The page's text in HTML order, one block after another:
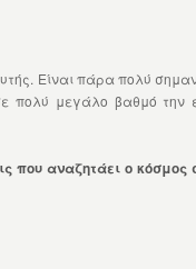
Είναι πάρα πολύ
πολύ μεγάλο βαθμό την
που αναζητάει ο κόσμος